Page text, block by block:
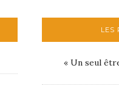
LES
« Un seul